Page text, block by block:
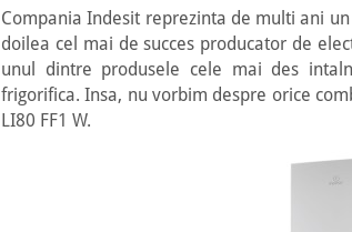
Compania Indesit reprezinta de multi ani
doilea cel mai de succes producator de
unul dintre produsele cele mai des
frigorifica. Insa, nu vorbim despre orice
LI80 FF1 W.